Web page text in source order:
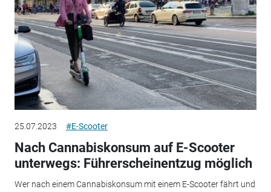
25.07.2023 #E-Scooter
Nach Cannabiskonsum auf E-Scooter
unterwegs: Führerscheinentzug möglich
Wer nach einem Cannabiskonsum mit einem E-Scooter fährt und